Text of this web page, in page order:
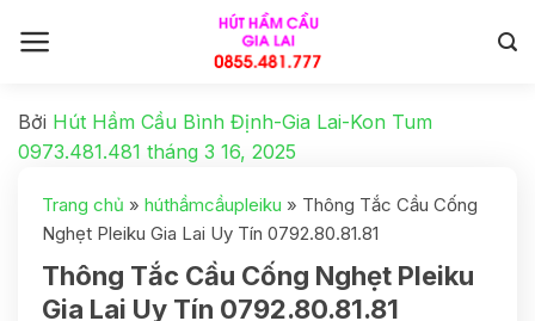
Bởi Hút Hầm Cầu Bình Định-Gia Lai-Kon Tum
0973.481.481 tháng 3 16, 2025
Trang chủ » húthầmcầupleiku » Thông Tắc Cầu Cống
Nghẹt Pleiku Gia Lai Uy Tín 0792.80.81.81
Thông Tắc Cầu Cống Nghẹt Pleiku
Gia Lai Uy Tín 0792.80.81.81